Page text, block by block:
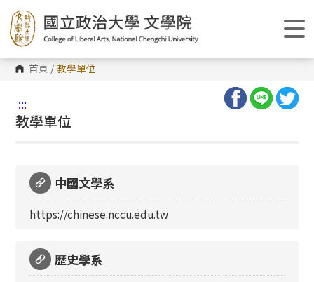
跳
到
主
要
內
容
區 首頁 / 教學單位
:::
教學單位
中國文學系
https://chinese.nccu.edu.tw
歷史學系